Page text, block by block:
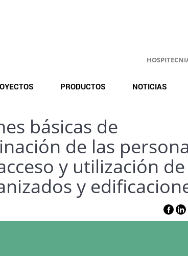
PRODUCTOS NOTICIAS
básicas de
de las
y utilización de
y